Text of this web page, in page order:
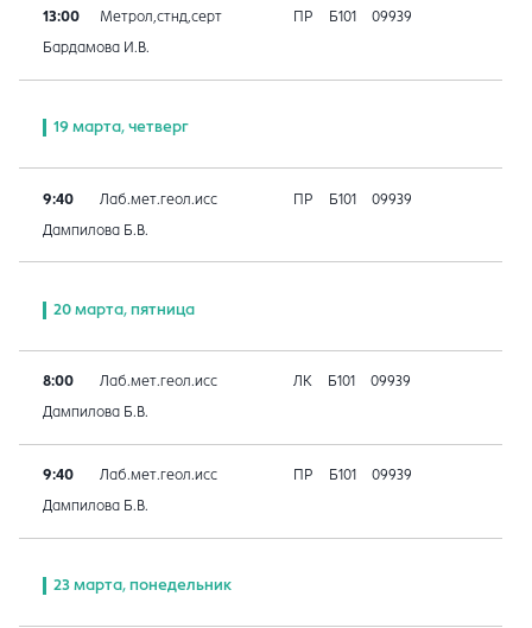
13:00 Метрол,стнд,серт ПР Б101 09939
Бардамова И.В.
19 марта, четверг
9:40 Лаб.мет.геол.исс ПР Б101 09939
Дампилова Б.В.
20 марта, пятница
8:00 Лаб.мет.геол.исс ЛК Б101 09939
Дампилова Б.В.
9:40 Лаб.мет.геол.исс ПР Б101 09939
Дампилова Б.В.
23 марта, понедельник